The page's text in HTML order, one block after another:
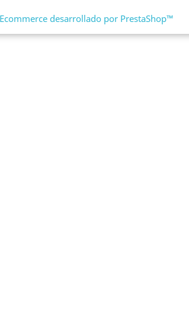
desarrollado por PrestaShop™